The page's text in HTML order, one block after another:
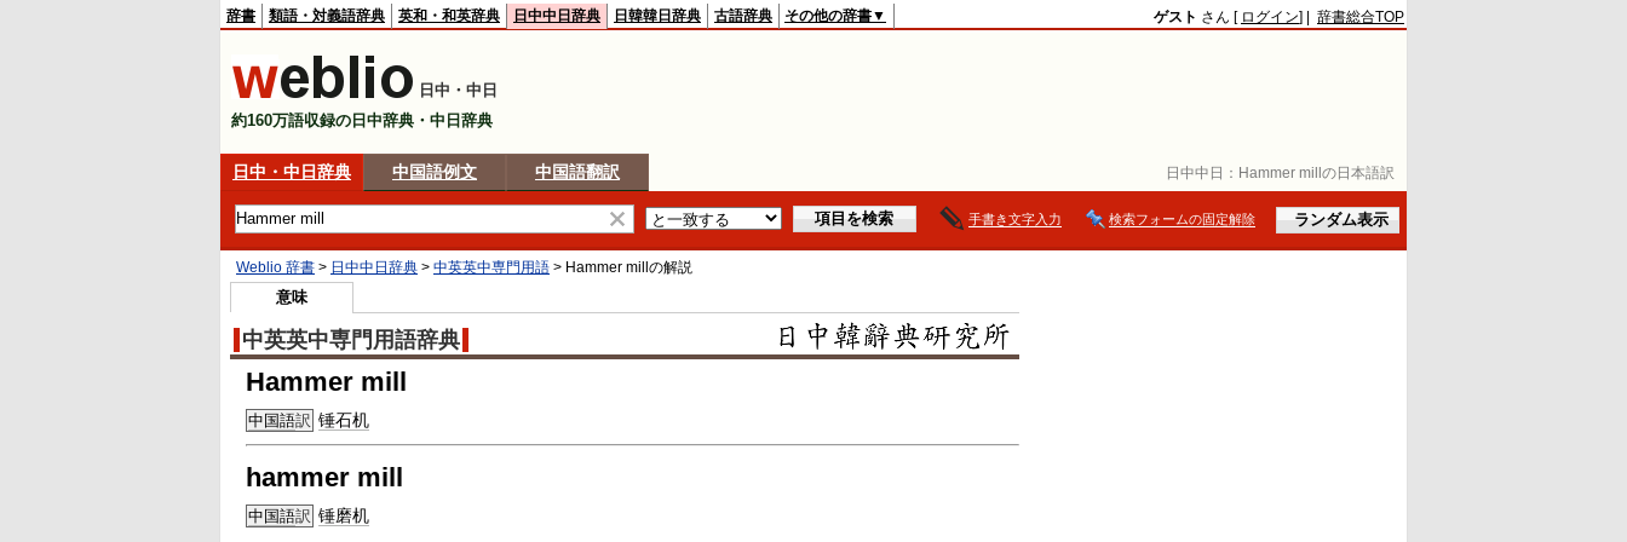
日中中日： Hammer millの日本語訳
辞書 類語・対義語辞典 英和・和英辞典 日中中日辞典 日韓韓日辞典 古語辞典 その他の辞書▼ ゲスト さん [ ログイン] | 辞書総合TOP
日中・中日
約160万語収録の日中辞典・中日辞典
日中・中日辞典 中国語例文 中国語翻訳
手書き文字入力 検索フォームの固定解除
Weblio 辞書 > 日中中日辞典 > 中英英中専門用語 > Hammer mill の解説
意味
中英英中専門用語辞典
Hammer mill
中国語訳 锤石机
hammer mill
中国語訳 锤磨机